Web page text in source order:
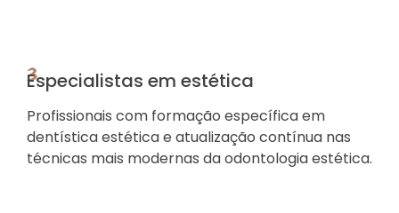
3
Especialistas em estética
Profissionais com formação específica em
dentística estética e atualização contínua nas
técnicas mais modernas da odontologia estética.